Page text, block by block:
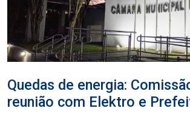
Quedas de energia:
reunião com Elektro e